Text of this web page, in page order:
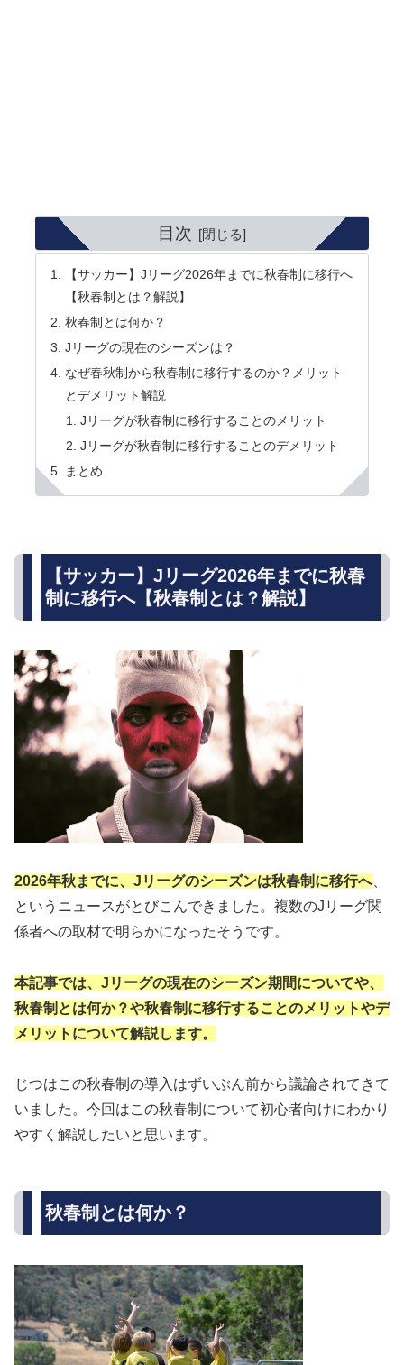
目次
【サッカー】Jリーグ2026年までに秋春制に移行へ
【秋春制とは？解説】
秋春制とは何か？
Jリーグの現在のシーズンは？
なぜ春秋制から秋春制に移行するのか？メリット
とデメリット解説
Jリーグが秋春制に移行することのメリット
Jリーグが秋春制に移行することのデメリット
まとめ
【サッカー】Jリーグ2026年までに秋春
制に移行へ【秋春制とは？解説】
2026年秋までに、Jリーグのシーズンは秋春制に移行へ、
というニュースがとびこんできました。複数のJリーグ関
係者への取材で明らかになったそうです。
本記事では、Jリーグの現在のシーズン期間についてや、
秋春制とは何か？や秋春制に移行することのメリットやデ
メリットについて解説します。
じつはこの秋春制の導入はずいぶん前から議論されてきて
いました。今回はこの秋春制について初心者向けにわかり
やすく解説したいと思います。
秋春制とは何か？